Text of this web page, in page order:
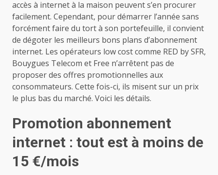
accès à internet à la maison peuvent s’en procurer
facilement. Cependant, pour démarrer l’année sans
forcément faire du tort à son portefeuille, il convient
de dégoter les meilleurs bons plans d’abonnement
internet. Les opérateurs low cost comme RED by SFR,
Bouygues Telecom et Free n’arrêtent pas de
proposer des offres promotionnelles aux
consommateurs. Cette fois-ci, ils misent sur un prix
le plus bas du marché. Voici les détails.
Promotion abonnement
internet : tout est à moins de
15 €/mois